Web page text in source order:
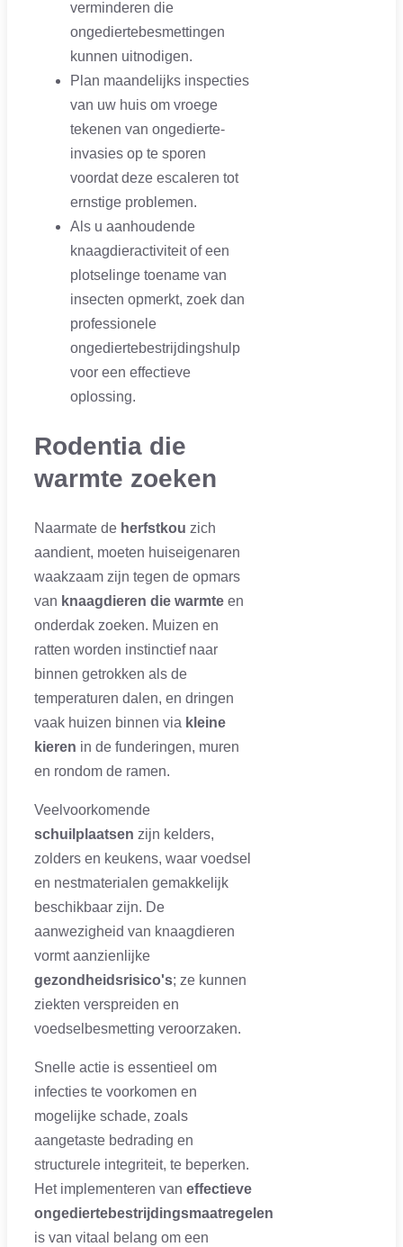
verminderen die
ongediertebesmettingen
kunnen uitnodigen.
Plan maandelijks inspecties
van uw huis om vroege
tekenen van ongedierte-
invasies op te sporen
voordat deze escaleren tot
ernstige problemen.
Als u aanhoudende
knaagdieractiviteit of een
plotselinge toename van
insecten opmerkt, zoek dan
professionele
ongediertebestrijdingshulp
voor een effectieve
oplossing.
Rodentia die
warmte zoeken
Naarmate de herfstkou zich
aandient, moeten huiseigenaren
waakzaam zijn tegen de opmars
van knaagdieren die warmte en
onderdak zoeken. Muizen en
ratten worden instinctief naar
binnen getrokken als de
temperaturen dalen, en dringen
vaak huizen binnen via kleine
kieren in de funderingen, muren
en rondom de ramen.
Veelvoorkomende
schuilplaatsen zijn kelders,
zolders en keukens, waar voedsel
en nestmaterialen gemakkelijk
beschikbaar zijn. De
aanwezigheid van knaagdieren
vormt aanzienlijke
gezondheidsrisico's; ze kunnen
ziekten verspreiden en
voedselbesmetting veroorzaken.
Snelle actie is essentieel om
infecties te voorkomen en
mogelijke schade, zoals
aangetaste bedrading en
structurele integriteit, te beperken.
Het implementeren van effectieve
ongediertebestrijdingsmaatregelen
is van vitaal belang om een